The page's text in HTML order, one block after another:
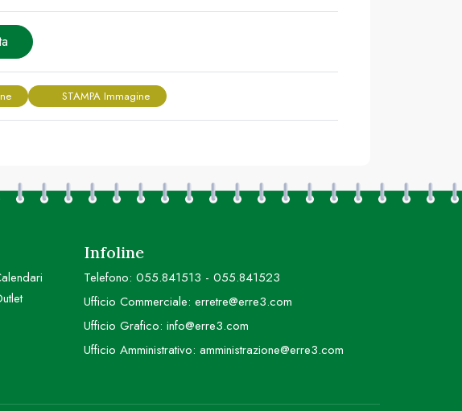
STAMPA Immagine
Infoline
Telefono: 055.841513 - 055.841523
Ufficio Commerciale: erretre@erre3.com
Ufficio Grafico: info@erre3.com
Ufficio Amministrativo: amministrazione@erre3.com